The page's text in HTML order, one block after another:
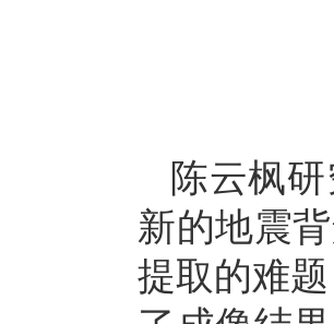
陈云枫
新的地震
提取的难